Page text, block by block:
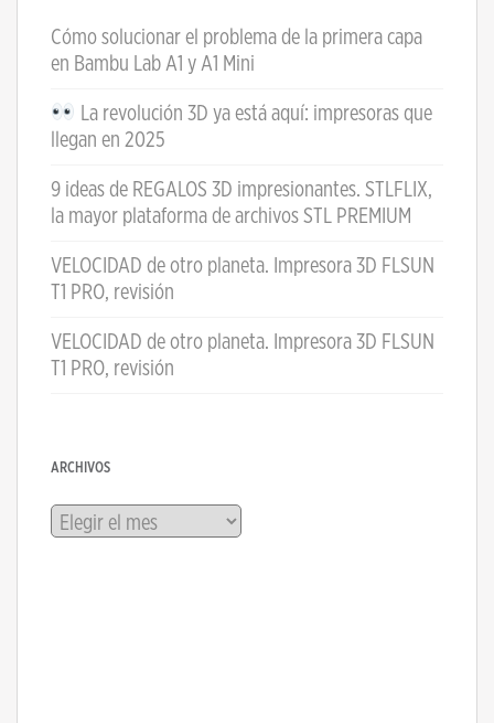
Cómo solucionar el problema de la primera capa
en Bambu Lab A1 y A1 Mini
La revolución 3D ya está aquí: impresoras que
llegan en 2025
9 ideas de REGALOS 3D impresionantes. STLFLIX,
la mayor plataforma de archivos STL PREMIUM
VELOCIDAD de otro planeta. Impresora 3D FLSUN
T1 PRO, revisión
VELOCIDAD de otro planeta. Impresora 3D FLSUN
T1 PRO, revisión
ARCHIVOS
Archivos